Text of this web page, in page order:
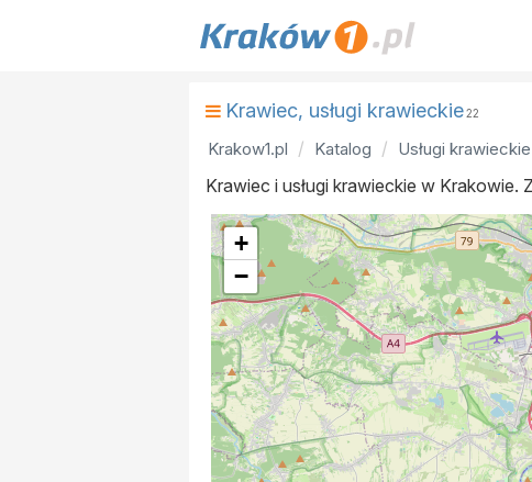
Krawiec, usługi krawieckie22
Krakow1.pl Katalog Usługi krawieckie
Krawiec i usługi krawieckie w
+
−